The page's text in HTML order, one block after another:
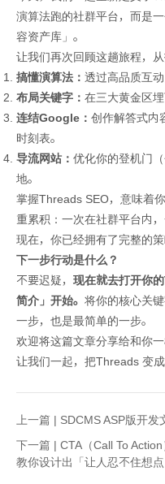
演算法跑的社群平台，而是
容资产库」。
让我们再次回顾这趟旅程，
搞懂演算法： 透过高品质互
布局关键字： 在三大黄金区
连结Google： 创作解答式内
时刻表。
导流网站： 优化你的登机门
地。
掌握Threads SEO，意味着
重累积：一次在社群平台内
现在，你已经拥有了完整的策
下一步行动是什么？
不要迟疑， 现在就去打开你
简介」开始。 将你的核心关
一步，也是最简单的一步。
欢迎将这篇文章分享给和你
让我们一起，把Threads 变
上一篇 | SDCMS ASP版开发
下一篇 | CTA（Call To
教你设计出「让人忍不住想